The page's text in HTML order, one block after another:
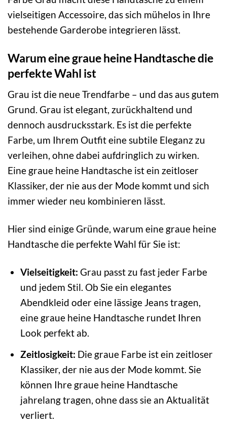
vielseitigen Accessoire, das sich mühelos in Ihre
bestehende Garderobe integrieren lässt.
Warum eine graue heine Handtasche die
perfekte Wahl ist
Grau ist die neue Trendfarbe – und das aus gutem
Grund. Grau ist elegant, zurückhaltend und
dennoch ausdrucksstark. Es ist die perfekte
Farbe, um Ihrem Outfit eine subtile Eleganz zu
verleihen, ohne dabei aufdringlich zu wirken.
Eine graue heine Handtasche ist ein zeitloser
Klassiker, der nie aus der Mode kommt und sich
immer wieder neu kombinieren lässt.
Hier sind einige Gründe, warum eine graue heine
Handtasche die perfekte Wahl für Sie ist:
Vielseitigkeit: Grau passt zu fast jeder Farbe
und jedem Stil. Ob Sie ein elegantes
Abendkleid oder eine lässige Jeans tragen,
eine graue heine Handtasche rundet Ihren
Look perfekt ab.
Zeitlosigkeit: Die graue Farbe ist ein zeitloser
Klassiker, der nie aus der Mode kommt. Sie
können Ihre graue heine Handtasche
jahrelang tragen, ohne dass sie an Aktualität
verliert.